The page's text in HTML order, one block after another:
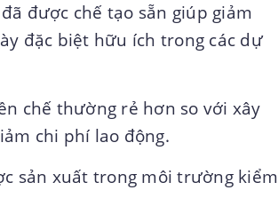
được chế tạo sẵn giúp giảm
đặc biệt hữu ích trong các dự
chế thường rẻ hơn so với xây
chi phí lao động.
sản xuất trong môi trường kiểm